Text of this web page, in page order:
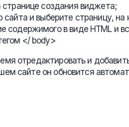
странице создания виджета;
сайта и выберите страницу,
содержимого в виде HTML и
</ body>
отредактировать и
сайте он обновится